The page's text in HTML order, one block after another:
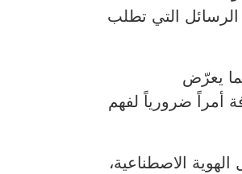
الرسائل التي تطلب
يعرّض
أمراً ضرورياً لفهم
الاصطناعية،